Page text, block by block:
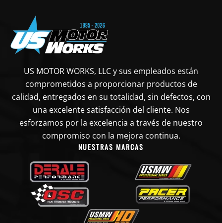
US MOTOR WORKS, LLC y sus empleados están
comprometidos a proporcionar productos de
calidad, entregados en su totalidad, sin defectos, con
una excelente satisfacción del cliente. Nos
esforzamos por la excelencia a través de nuestro
compromiso con la mejora continua.
NUESTRAS MARCAS